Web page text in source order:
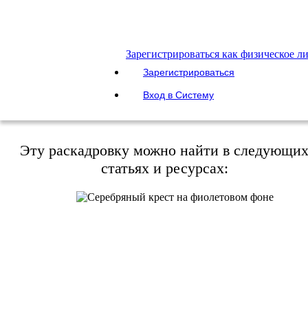
Зарегистрироваться как физическое
Зарегистрироваться
Вход в Систему
СОЗДАЙТЕ СВОЙ СОБСТВЕННЫЙ!
Эту раскадровку можно найти в следующих
статьях и ресурсах: